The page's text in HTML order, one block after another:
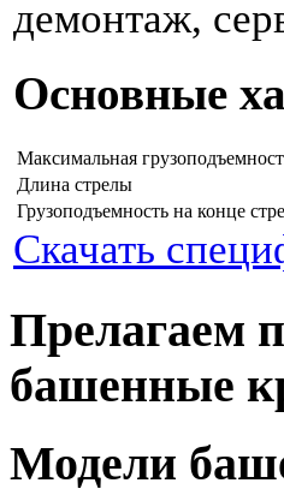
демонтаж,
Основные
Максимальная
Длина стрелы
Грузоподъемность на конце
Скачать
Прелагаем
башенные
Модели